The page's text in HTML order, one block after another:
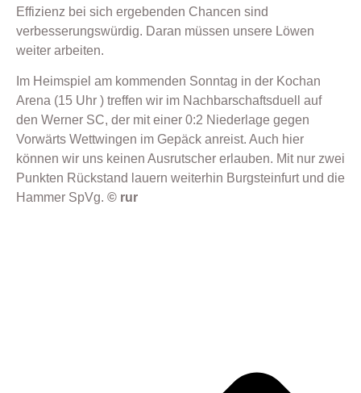
Effizienz bei sich ergebenden Chancen sind
verbesserungswürdig. Daran müssen unsere Löwen
weiter arbeiten.
Im Heimspiel am kommenden Sonntag in der Kochan
Arena (15 Uhr ) treffen wir im Nachbarschaftsduell auf
den Werner SC, der mit einer 0:2 Niederlage gegen
Vorwärts Wettwingen im Gepäck anreist. Auch hier
können wir uns keinen Ausrutscher erlauben. Mit nur zwei
Punkten Rückstand lauern weiterhin Burgsteinfurt und die
Hammer SpVg. © rur